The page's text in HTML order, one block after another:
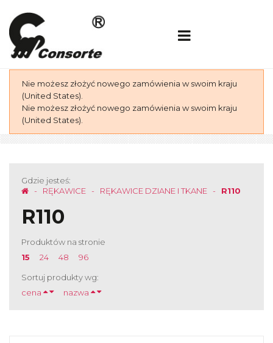
Nie możesz złożyć nowego zamówienia w swoim kraju
(United States).
Nie możesz złożyć nowego zamówienia w swoim kraju
(United States).
Gdzie jesteś:
RĘKAWICE
RĘKAWICE DZIANE I TKANE R110
R110
Produktów na stronie
15
24 48 96
Sortuj produkty wg:
cena
nazwa